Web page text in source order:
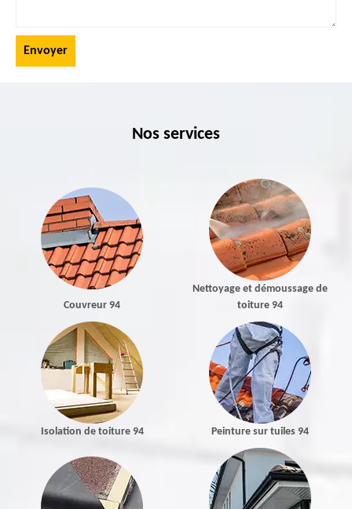
Nos services
Couvreur 94
Nettoyage et démoussage de
toiture 94
Isolation de toiture 94 Peinture sur tuiles 94